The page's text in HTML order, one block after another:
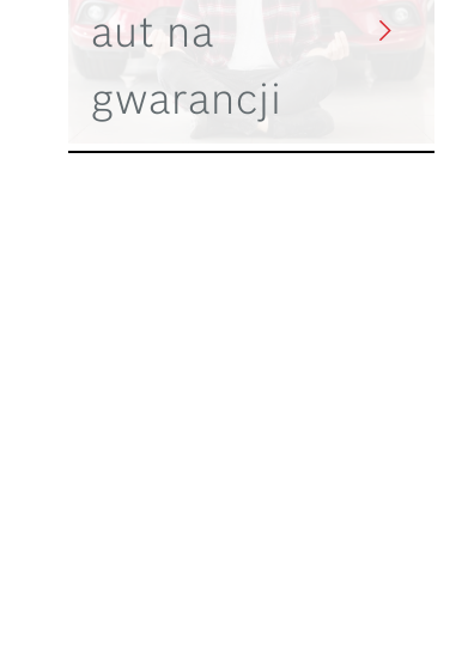
aut na
gwarancji